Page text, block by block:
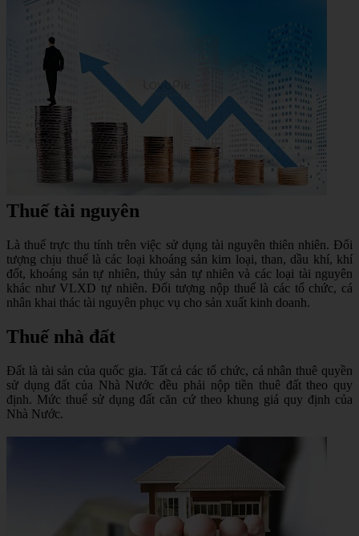
Thuế tài nguyên
Là thuế trực thu tính trên việc sử dụng tài nguyên thiên nhiên. Đối
tượng chịu thuế là các loại khoáng sản kim loại, than, dầu khí, khí
đốt, khoáng sản tự nhiên, thủy sản tự nhiên và các loại tài nguyên
khác như VLXD tự nhiên. Đối tượng nộp thuế là các tổ chức, cá
nhân khai thác tài nguyên phục vụ cho sản xuất kinh doanh.
Thuế nhà đất
Đất là tài sản của quốc gia. Tất cả các tổ chức, cá nhân thuê quyền
sử dụng đất của Nhà Nước đều phải nộp tiền thuê đất theo quy
định. Mức thuế sử dụng đất căn cứ theo khung giá quy định của
Nhà Nước.